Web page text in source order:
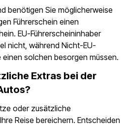
benötigen Sie möglicherweise
Führerschein einen
EU-Führerscheininhaber
nicht, während Nicht-EU-
solchen besorgen müssen.
Extras bei der
oder zusätzliche
Reise bereichern. Entscheiden